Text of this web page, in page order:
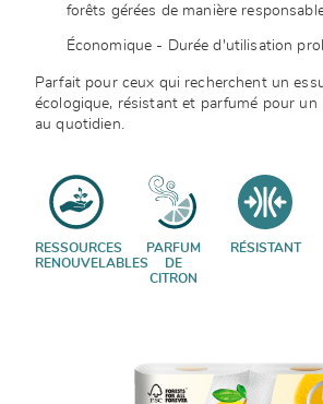
forêts gérées de manière
Économique - Durée d'utilisation
Parfait pour ceux qui recherchent un
écologique, résistant et parfumé pour un
au quotidien.
RESSOURCES
RENOUVELABLES
PARFUM
DE
CITRON
RÉSISTANT